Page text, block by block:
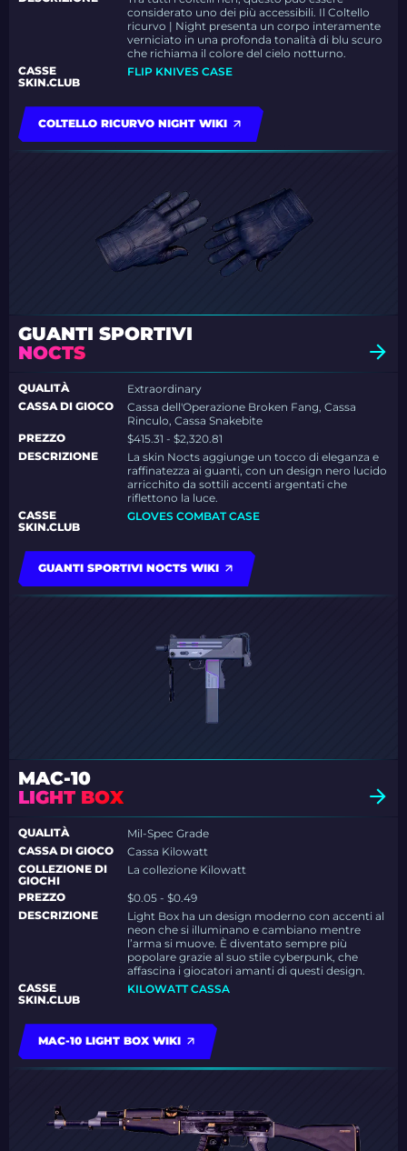
considerato uno dei più accessibili. Il Coltello
ricurvo | Night presenta un corpo interamente
verniciato in una profonda tonalità di blu scuro
che richiama il colore del cielo notturno.
CASSE
SKIN.CLUB
FLIP KNIVES CASE
COLTELLO RICURVO NIGHT WIKI
GUANTI SPORTIVI
NOCTS
QUALITÀ
Extraordinary
CASSA DI GIOCO
Cassa dell'Operazione Broken Fang, Cassa
Rinculo, Cassa Snakebite
PREZZO
$415.31 - $2,320.81
DESCRIZIONE
La skin Nocts aggiunge un tocco di eleganza e
raffinatezza ai guanti, con un design nero lucido
arricchito da sottili accenti argentati che
riflettono la luce.
CASSE
SKIN.CLUB
GLOVES COMBAT CASE
GUANTI SPORTIVI NOCTS WIKI
MAC-10
LIGHT BOX
QUALITÀ
Mil-Spec Grade
CASSA DI GIOCO
Cassa Kilowatt
COLLEZIONE DI
GIOCHI
La collezione Kilowatt
PREZZO
$0.05 - $0.49
DESCRIZIONE
Light Box ha un design moderno con accenti al
neon che si illuminano e cambiano mentre
l’arma si muove. È diventato sempre più
popolare grazie al suo stile cyberpunk, che
affascina i giocatori amanti di questi design.
CASSE
SKIN.CLUB
KILOWATT CASSA
MAC-10 LIGHT BOX WIKI